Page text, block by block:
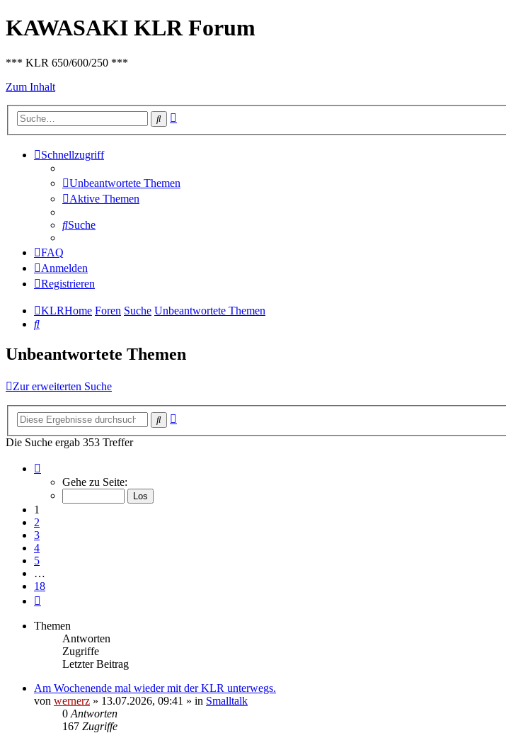
KAWASAKI KLR Forum
*** KLR 650/600/250 ***
Zum Inhalt
Suche
Schnellzugriff
Unbeantwortete Themen
Aktive Themen
Suche
FAQ
Anmelden
Registrieren
KLRHome Foren Suche Unbeantwortete Themen
Suche
Unbeantwortete Themen
Zur erweiterten Suche
Suche
Die Suche ergab 353 Treffer
von
Gehe zu Seite:
1
2
3
4
5
…
18
Themen
Antworten
Zugriffe
Letzter Beitrag
Am Wochenende mal wieder mit der KLR unterwegs.
von wernerz » 13.07.2026, 09:41 » in Smalltalk
0 Antworten
167 Zugriffe